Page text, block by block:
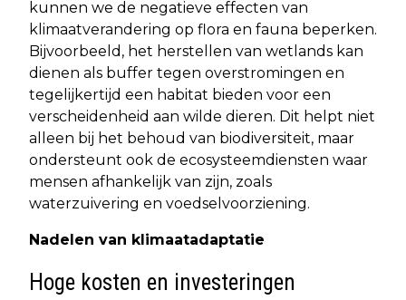
kunnen we de negatieve effecten van
klimaatverandering op flora en fauna beperken.
Bijvoorbeeld, het herstellen van wetlands kan
dienen als buffer tegen overstromingen en
tegelijkertijd een habitat bieden voor een
verscheidenheid aan wilde dieren. Dit helpt niet
alleen bij het behoud van biodiversiteit, maar
ondersteunt ook de ecosysteemdiensten waar
mensen afhankelijk van zijn, zoals
waterzuivering en voedselvoorziening.
Nadelen van klimaatadaptatie
Hoge kosten en investeringen